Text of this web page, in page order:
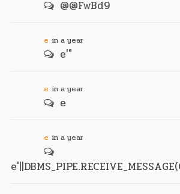
@@FwBd9
e in a year
e'"
e in a year
e
e in a year